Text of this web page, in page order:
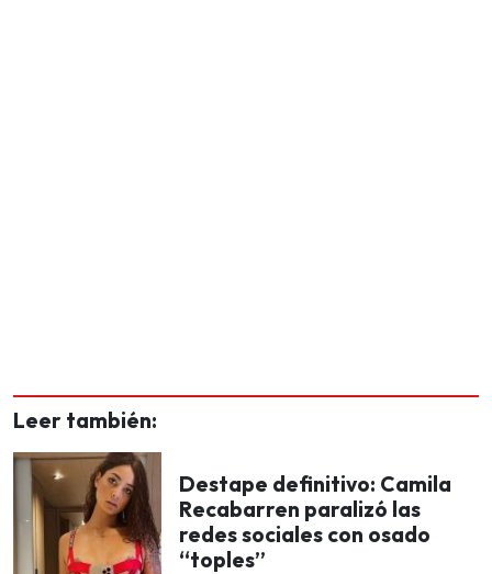
Leer también:
Destape definitivo: Camila
Recabarren paralizó las
redes sociales con osado
“toples”